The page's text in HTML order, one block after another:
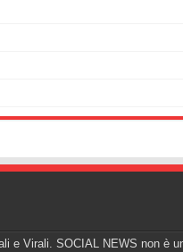
e Virali. SOCIAL NEWS non è